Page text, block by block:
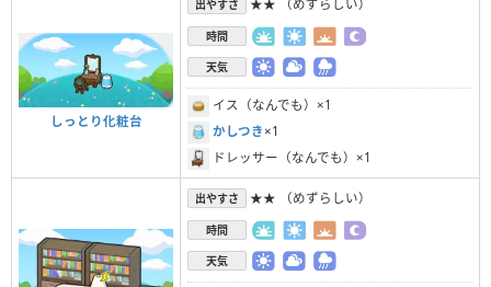
しっとり化粧台
出やすさ ★★ （めずらしい）
時間
天気
イス（なんでも）×1
かしつき ×1
ドレッサー（なんでも）×1
出やすさ ★★ （めずらしい）
時間
天気